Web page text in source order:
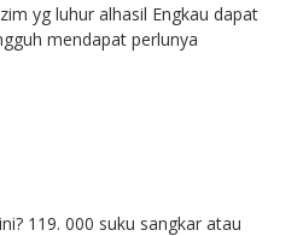
yg luhur alhasil Engkau dapat
mendapat perlunya
119. 000 suku sangkar atau